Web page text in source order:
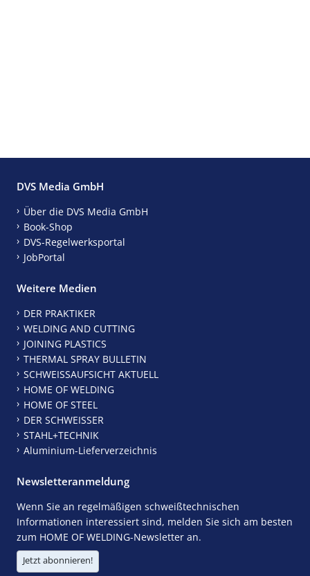
DVS Media GmbH
Über die DVS Media GmbH
Book-Shop
DVS-Regelwerksportal
JobPortal
Weitere Medien
DER PRAKTIKER
WELDING AND CUTTING
JOINING PLASTICS
THERMAL SPRAY BULLETIN
SCHWEISSAUFSICHT AKTUELL
HOME OF WELDING
HOME OF STEEL
DER SCHWEISSER
STAHL+TECHNIK
Aluminium-Lieferverzeichnis
Newsletteranmeldung
Wenn Sie an regelmäßigen schweißtechnischen
Informationen interessiert sind, melden Sie sich am besten
zum HOME OF WELDING-Newsletter an.
Jetzt abonnieren!